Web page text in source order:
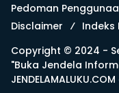
Pedoman
Disclaimer
Indeks
Copyright © 2024 -
"Buka Jendela